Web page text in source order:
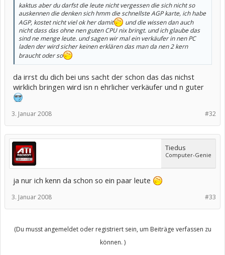
kaktus aber du darfst die leute nicht vergessen die sich nicht so
auskennen die denken sich hmm die schnellste AGP karte, ich habe
AGP, kostet nicht viel ok her damit
und die wissen dan auch
nicht dass das ohne nen guten CPU nix bringt. und ich glaube das
sind ne menge leute. und sagen wir mal ein verkäufer in nen PC
laden der wird sicher keinen erklären das man da nen 2 kern
braucht oder so
da irrst du dich bei uns sacht der schon das das nichst
wirklich bringen wird isn n ehrlicher verkäufer und n guter
#32
3. Januar 2008
Tiedus
Computer-Genie
ja nur ich kenn da schon so ein paar leute
#33
3. Januar 2008
(Du musst angemeldet oder registriert sein, um Beiträge verfassen zu
können. )